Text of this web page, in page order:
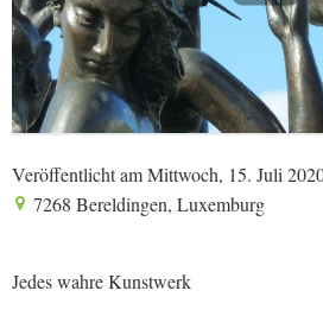
Veröffentlicht am Mittwoch, 15. Juli
7268 Bereldingen, Luxemburg
Jedes wahre Kunstwerk